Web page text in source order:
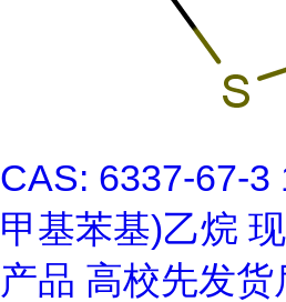
CAS: 6337-67-3
甲基苯基)乙烷
产品 高校先发